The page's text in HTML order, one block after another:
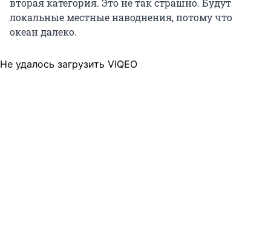
вторая категория. Это не так страшно. Будут
локальные местные наводнения, потому что
океан далеко.
Не удалось загрузить VIQEO